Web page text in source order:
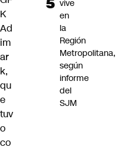
K
Ad
im
ar
k,
qu
e
tuv
o
co
vive
en
la
Región
Metropolitana,
según
informe
del
SJM